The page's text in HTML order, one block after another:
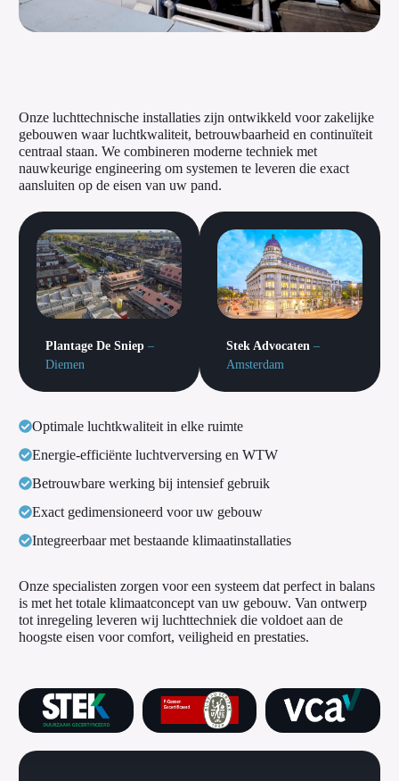
Onze luchttechnische installaties zijn ontwikkeld voor zakelijke
gebouwen waar luchtkwaliteit, betrouwbaarheid en continuïteit
centraal staan. We combineren moderne techniek met
nauwkeurige engineering om systemen te leveren die exact
aansluiten op de eisen van uw pand.
Plantage De Sniep–
Diemen
Stek Advocaten –
Amsterdam
Optimale luchtkwaliteit in elke ruimte
Energie-efficiënte luchtverversing en WTW
Betrouwbare werking bij intensief gebruik
Exact gedimensioneerd voor uw gebouw
Integreerbaar met bestaande klimaatinstallaties
Onze specialisten zorgen voor een systeem dat perfect in balans
is met het totale klimaatconcept van uw gebouw. Van ontwerp
tot inregeling leveren wij luchttechniek die voldoet aan de
hoogste eisen voor comfort, veiligheid en prestaties.